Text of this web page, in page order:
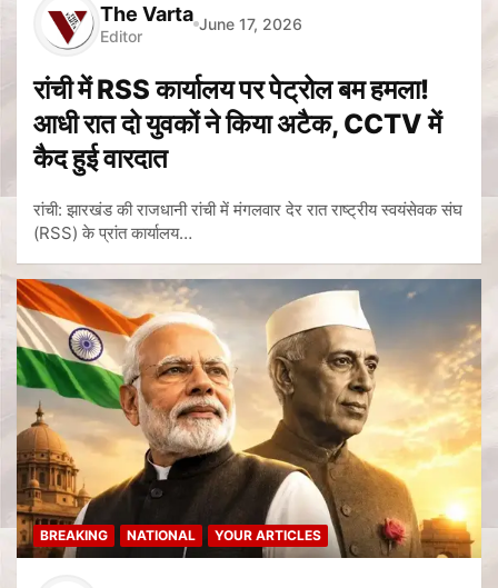
The Varta
Editor
June 17, 2026
रांची में RSS कार्यालय पर पेट्रोल बम हमला!
आधी रात दो युवकों ने किया अटैक, CCTV में
कैद हुई वारदात
रांची: झारखंड की राजधानी रांची में मंगलवार देर रात राष्ट्रीय स्वयंसेवक संघ
(RSS) के प्रांत कार्यालय…
BREAKING NATIONAL YOUR ARTICLES